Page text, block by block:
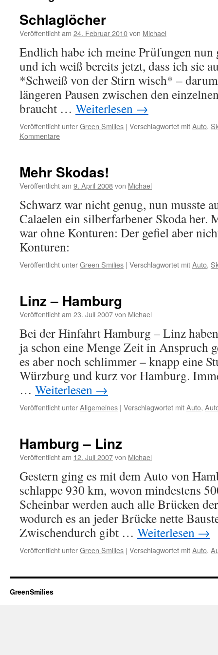
Schlaglöcher
Veröffentlicht am 24. Februar 2010von Michael
Endlich habe ich meine Prüfungen
und ich weiß bereits jetzt, dass ich sie
*Schweiß von der Stirn wisch* –
längeren Pausen zwischen den
braucht … Weiterlesen →
Veröffentlicht unterGreen Smilies | Verschlagwortet mitAuto,
Kommentare
Mehr Skodas!
Veröffentlicht am 9. April 2008von Michael
Schwarz war nicht genug, nun musste
Calaelen ein silberfarbener Skoda her.
war ohne Konturen: Der gefiel aber
Konturen:
Veröffentlicht unterGreen Smilies | Verschlagwortet mitAuto,
Linz – Hamburg
Veröffentlicht am 23. Juli 2007von Michael
Bei der Hinfahrt Hamburg – Linz
ja schon eine Menge Zeit in Anspruch
es aber noch schlimmer – knapp eine
Würzburg und kurz vor Hamburg.
… Weiterlesen →
Veröffentlicht unterAllgemeines | Verschlagwortet mitAuto,
Hamburg – Linz
Veröffentlicht am 12. Juli 2007von Michael
Gestern ging es mit dem Auto von
schlappe 930 km, wovon mindestens
Scheinbar werden auch alle Brücken
wodurch es an jeder Brücke nette
Zwischendurch gibt … Weiterlesen →
Veröffentlicht unterGreen Smilies | Verschlagwortet mitAuto,
GreenSmilies